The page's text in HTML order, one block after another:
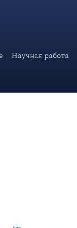
Научная работа
"Реалии нового